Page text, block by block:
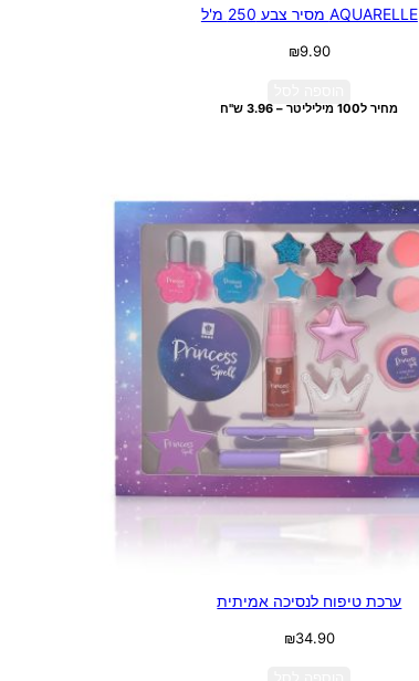
AQUARELLE מסיר צבע 250 מ'ל
₪9.90
מחיר ל100 מיליליטר – 3.96 ש"ח
ערכת טיפוח לנסיכה אמיתית
₪34.90